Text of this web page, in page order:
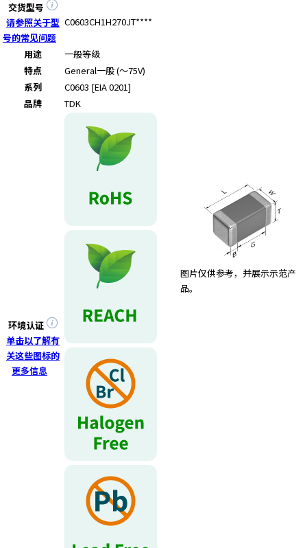
交货型号
请参照关于型
号的常见问题
C0603CH1H270JT****
用途
一般等级
特点
General一般 (～75V)
系列
C0603 [EIA 0201]
品牌
TDK
环境认证
单击以了解有
关这些图标的
更多信息
图片仅供参考，并展示示范产
品。